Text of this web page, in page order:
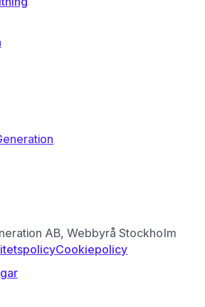
AB, Webbyrå Stockholm
Cookiepolicy